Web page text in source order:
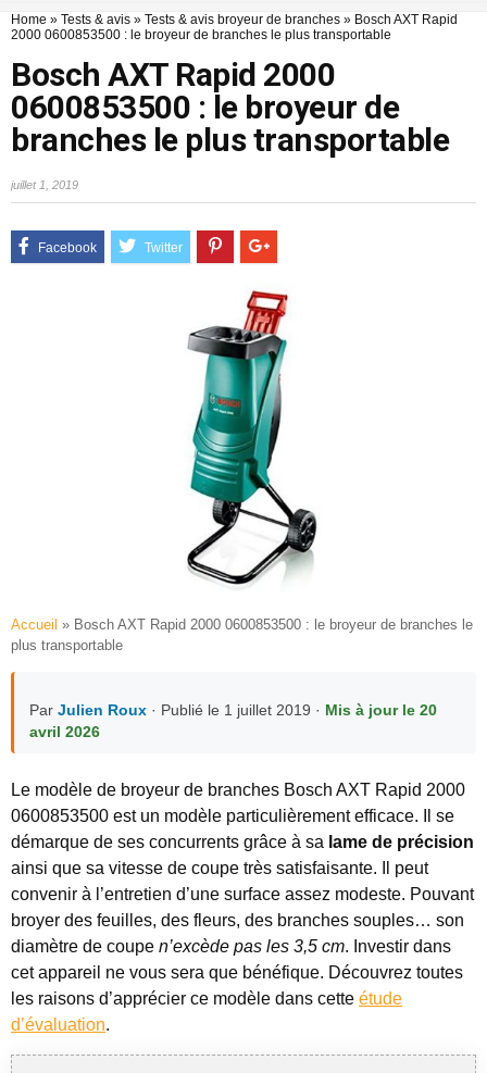
Home » Tests & avis » Tests & avis broyeur de branches » Bosch AXT Rapid
2000 0600853500 : le broyeur de branches le plus transportable
Bosch AXT Rapid 2000
0600853500 : le broyeur de
branches le plus transportable
juillet 1, 2019
Accueil » Bosch AXT Rapid 2000 0600853500 : le broyeur de branches le
plus transportable
Par Julien Roux · Publié le 1 juillet 2019 · Mis à jour le 20
avril 2026
Le modèle de broyeur de branches Bosch AXT Rapid 2000
0600853500 est un modèle particulièrement efficace.
Il se
démarque de ses concurrents grâce à sa lame de précision
ainsi que sa vitesse de coupe très satisfaisante. Il peut
convenir à l’entretien d’une surface assez modeste. Pouvant
broyer des feuilles, des fleurs, des branches souples… son
diamètre de coupe n’excède pas les 3,5 cm. Investir dans
cet appareil ne vous sera que bénéfique. Découvrez toutes
les raisons d’apprécier ce modèle dans cette étude
d’évaluation.